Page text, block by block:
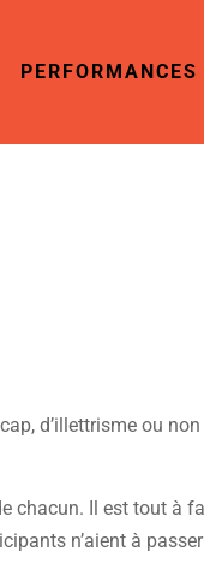
PERFORMANCES
d’illettrisme ou non
chacun. Il est tout à
n’aient à